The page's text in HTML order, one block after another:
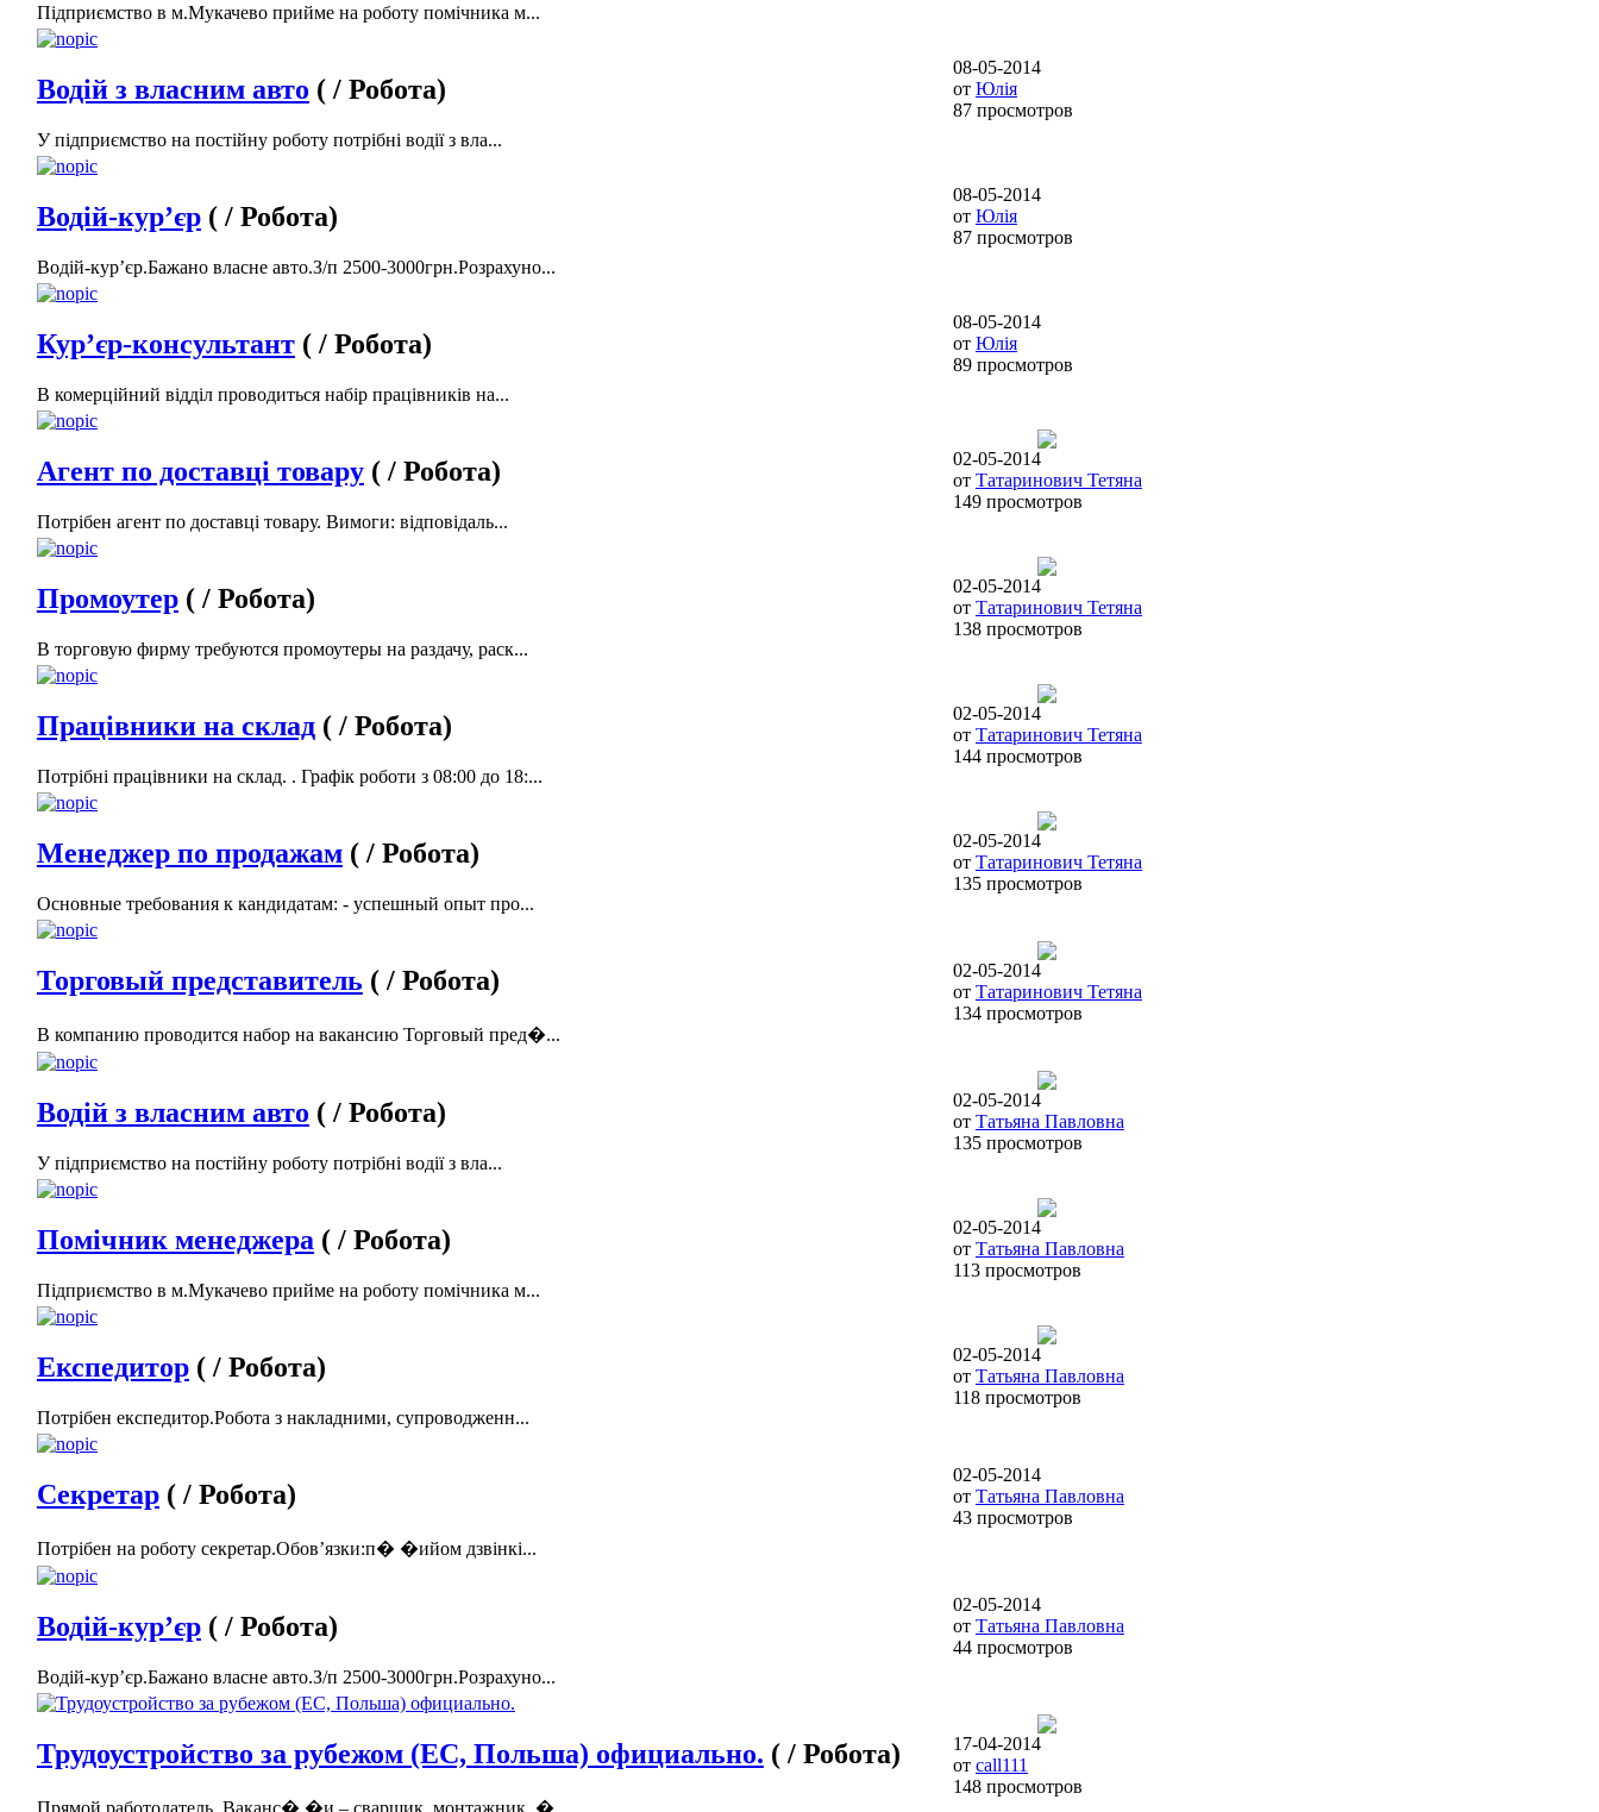
Підприємство в м.Мукачево прийме на роботу помічника м...
Водій з власним авто ( / Робота)
У підприємство на постійну роботу потрібні водії з вла...
08-05-2014
от Юлія
87 просмотров
Водій-кур’єр ( / Робота)
Водій-кур’єр.Бажано власне авто.З/п 2500-3000грн.Розрахуно...
08-05-2014
от Юлія
87 просмотров
Кур’єр-консультант ( / Робота)
В комерційний відділ проводиться набір працівників на...
08-05-2014
от Юлія
89 просмотров
Агент по доставці товару ( / Робота)
Потрібен агент по доставці товару. Вимоги: відповідаль...
02-05-2014
от Татаринович Тетяна
149 просмотров
Промоутер ( / Робота)
В торговую фирму требуются промоутеры на раздачу, раск...
02-05-2014
от Татаринович Тетяна
138 просмотров
Працівники на склад ( / Робота)
Потрібні працівники на склад. . Графік роботи з 08:00 до 18:...
02-05-2014
от Татаринович Тетяна
144 просмотров
Менеджер по продажам ( / Робота)
Основные требования к кандидатам: - успешный опыт про...
02-05-2014
от Татаринович Тетяна
135 просмотров
Торговый представитель ( / Робота)
В компанию проводится набор на вакансию Торговый пред�...
02-05-2014
от Татаринович Тетяна
134 просмотров
Водій з власним авто ( / Робота)
У підприємство на постійну роботу потрібні водії з вла...
02-05-2014
от Татьяна Павловна
135 просмотров
Помічник менеджера ( / Робота)
Підприємство в м.Мукачево прийме на роботу помічника м...
02-05-2014
от Татьяна Павловна
113 просмотров
Експедитор ( / Робота)
Потрібен експедитор.Робота з накладними, супроводженн...
02-05-2014
от Татьяна Павловна
118 просмотров
Секретар ( / Робота)
Потрібен на роботу секретар.Обов’язки:п� �ийом дзвінкі...
02-05-2014
от Татьяна Павловна
43 просмотров
Водій-кур’єр ( / Робота)
Водій-кур’єр.Бажано власне авто.З/п 2500-3000грн.Розрахуно...
02-05-2014
от Татьяна Павловна
44 просмотров
Трудоустройство за рубежом (ЕС, Польша) официально. ( / Робота)
Прямой работодатель. Ваканс� �и – сварщик, монтажник. �...
17-04-2014
от call111
148 просмотров